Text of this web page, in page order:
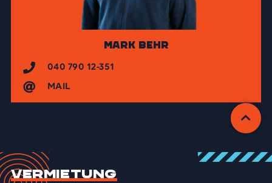
Mark Behr
040 790 12-351
MAIL
Vermietung